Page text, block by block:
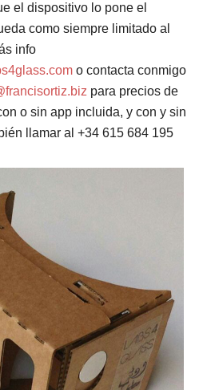
el dispositivo lo pone el
como siempre limitado al
info
o contacta conmigo
para precios de
o sin app incluida, y con y sin
llamar al +34 615 684 195